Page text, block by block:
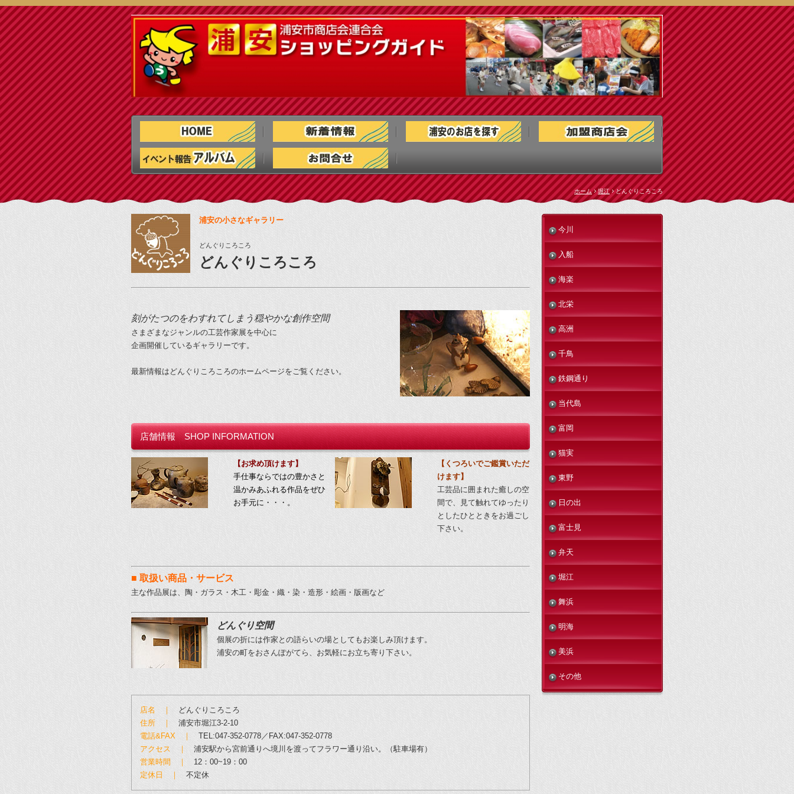
ホーム 堀江 どんぐりころころ
浦安の小さなギャラリー
どんぐりころころ
どんぐりころころ
刻がたつのをわすれてしまう穏やかな創作空間
さまざまなジャンルの工芸作家展を中心に
企画開催しているギャラリーです。
最新情報はどんぐりころころのホームページをご覧ください。
店舗情報 SHOP INFORMATION
【お求め頂けます】
手仕事ならではの豊かさと
温かみあふれる作品をぜひ
お手元に・・・。
【くつろいでご鑑賞いただ
けます】
工芸品に囲まれた癒しの空
間で、見て触れてゆったり
としたひとときをお過ごし
下さい。
■ 取扱い商品・サービス
主な作品展は、陶・ガラス・木工・彫金・織・染・造形・絵画・版画など
どんぐり空間
個展の折には作家との語らいの場としてもお楽しみ頂けます。
浦安の町をおさんぽがてら、お気軽にお立ち寄り下さい。
店名 ｜
どんぐりころころ
住所 ｜
浦安市堀江3-2-10
電話&FAX ｜
TEL:047-352-0778／FAX:047-352-0778
アクセス ｜
浦安駅から宮前通りへ境川を渡ってフラワー通り沿い。（駐車場有）
営業時間 ｜
12：00~19：00
定休日 ｜
不定休
今川
入船
海楽
北栄
高洲
千鳥
鉄鋼通り
当代島
富岡
猫実
東野
日の出
富士見
弁天
堀江
舞浜
明海
美浜
その他